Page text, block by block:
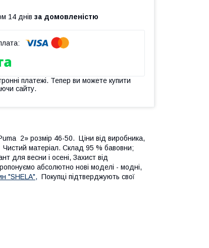
14 днів за домовленістю
платежі. Тепер ви можете купити
сайту.
2» розмір 46-50. Ціни від виробника,
Чистий матеріал. Склад 95 % бавовни;
для весни і осені, Захист від
абсолютно нові моделі - модні,
"SHELA", Покупці підтверджують свої